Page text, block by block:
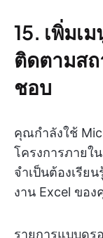
15. เพิ่มเ
ติดตามสถ
ชอบ
คุณกำลังใช้
โครงการภายใ
จำเป็นต้องเรีย
งาน Excel ขอ
รายการแบบดร